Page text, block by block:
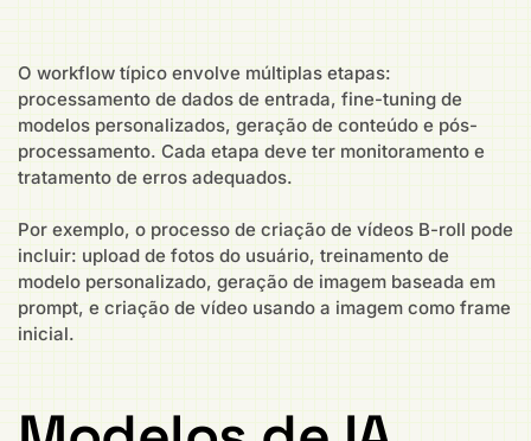
O workflow típico envolve múltiplas etapas:
processamento de dados de entrada, fine-tuning de
modelos personalizados, geração de conteúdo e pós-
processamento. Cada etapa deve ter monitoramento e
tratamento de erros adequados.
Por exemplo, o processo de criação de vídeos B-roll pode
incluir: upload de fotos do usuário, treinamento de
modelo personalizado, geração de imagem baseada em
prompt, e criação de vídeo usando a imagem como frame
inicial.